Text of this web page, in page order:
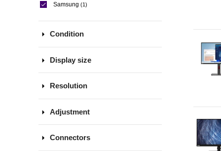
Samsung (1)
arrow_drop_down Condition
arrow_drop_down Display size
arrow_drop_down Resolution
arrow_drop_down Adjustment
arrow_drop_down Connectors